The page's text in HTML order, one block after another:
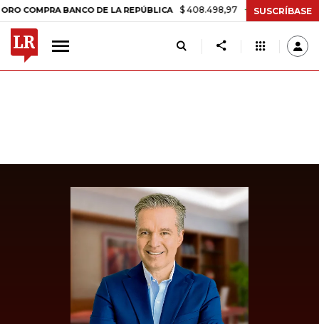
BANCO DE LA REPÚBLICA $ 408.498,97 +$ 8.753,81 +2,19%
SUSCRÍBASE